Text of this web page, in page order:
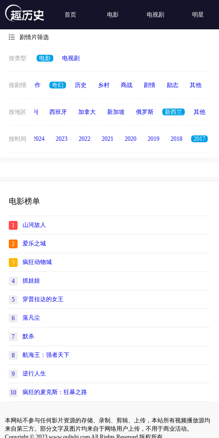
首页 电影 电视剧 明星
剧情片筛选
按类型 电影 电视剧
按剧情
犯罪 动作 奇幻 历史 乡村 商战 剧情 励志 其他
按地区
度 意大利 西班牙 加拿大 新加坡 俄罗斯 新西兰 其他
按时间
2025 2024 2023 2022 2021 2020 2019 2018 2017
电影榜单
1 山河故人
2 爱乐之城
3 疯狂动物城
4 抓娃娃
5 穿普拉达的女王
6 落凡尘
7 默杀
8 航海王：强者天下
9 逆行人生
10 疯狂的麦克斯：狂暴之路
本网站不参与任何影片资源的存储、录制、剪辑、上传，本站所有视频播放源均
来自第三方。部分文字及图片均来自于网络用户上传，不用于商业活动。